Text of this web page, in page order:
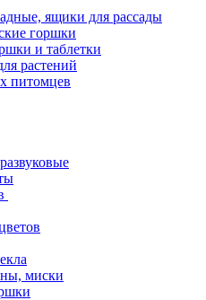
ящики для рассады
горшки
и таблетки
растений
питомцев
миски